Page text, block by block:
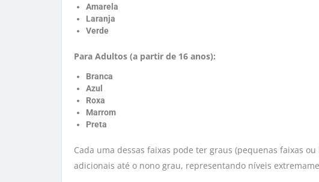
Amarela
Laranja
Verde
Para Adultos (a partir de 16 anos):
Branca
Azul
Roxa
Marrom
Preta
Cada uma dessas faixas pode ter graus (pequenas faixas
adicionais até o nono grau, representando níveis